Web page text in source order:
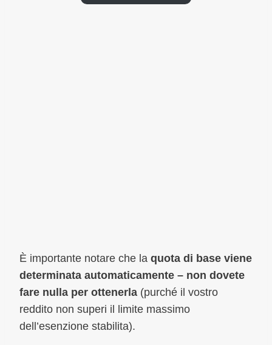
È importante notare che la quota di base viene
determinata automaticamente – non dovete
fare nulla per ottenerla (purché il vostro
reddito non superi il limite massimo
dell’esenzione stabilita).